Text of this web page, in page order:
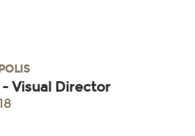
Visual Director